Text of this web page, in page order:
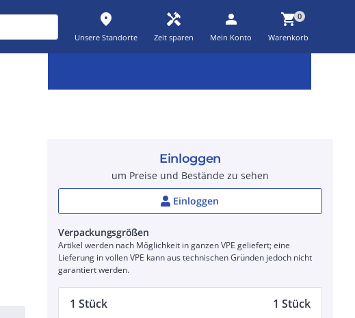
place
Unsere Standorte
handyman
Zeit sparen
person
Mein Konto
shopping_cart0
Warenkorb
Einloggen
um Preise und Bestände zu sehen
Einloggen
Verpackungsgrößen
Artikel werden nach Möglichkeit in ganzen VPE geliefert; eine
Lieferung in vollen VPE kann aus technischen Gründen jedoch nicht
garantiert werden.
1 Stück 1 Stück